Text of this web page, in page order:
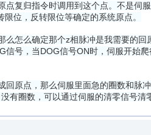
复归指令时调用到这个点。不是伺
位，反转限位等确定的系统原点。
么怎么确定那个z相脉冲是我需要的回
号，当DOG信号ON时，伺服开始
回原点，那么伺服里面急的圈数和脉
有圈数，可以通过伺服的清零信号清